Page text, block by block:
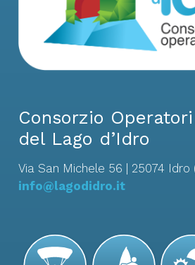
Consorzio
del Lago d’Idro
Via San Michele 56 | 25074 Idro
info@lagodidro.it